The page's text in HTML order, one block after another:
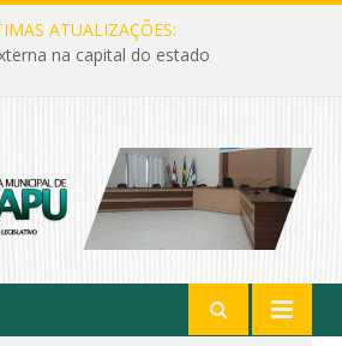
ATUALIZAÇÕES:
na capital do estado